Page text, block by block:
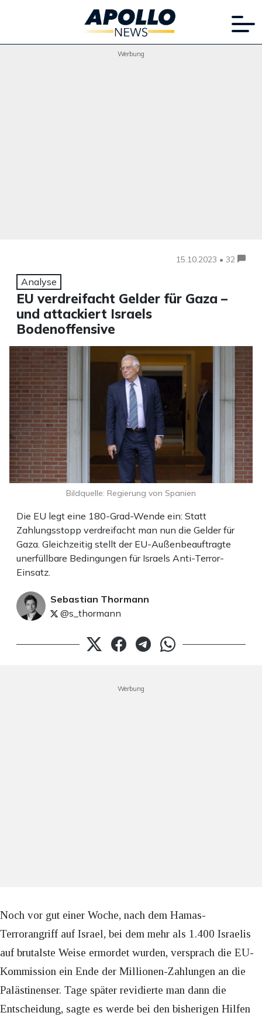
Werbung
15.10.2023 • 32
Analyse
EU verdreifacht Gelder für Gaza –
und attackiert Israels
Bodenoffensive
Die EU legt eine 180-Grad-Wende ein: Statt
Zahlungsstopp verdreifacht man nun die Gelder für
Gaza. Gleichzeitig stellt der EU-Außenbeauftragte
unerfüllbare Bedingungen für Israels Anti-Terror-
Einsatz.
Sebastian Thormann
@s_thormann
Bildquelle: Regierung von Spanien
Werbung
Noch vor gut einer Woche, nach dem Hamas-
Terrorangriff auf Israel, bei dem mehr als 1.400 Israelis
auf brutalste Weise ermordet wurden, versprach die EU-
Kommission ein Ende der Millionen-Zahlungen an die
Palästinenser. Tage später revidierte man dann die
Entscheidung, sagte es werde bei den bisherigen Hilfen